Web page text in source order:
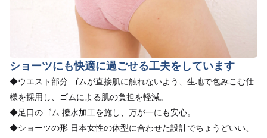
ショーツにも快適に過ごせる工夫をしています
◆ウエスト部分 ゴムが直接肌に触れないよう、生地で包みこむ仕
様を採用し、ゴムによる肌の負担を軽減。
◆足口のゴム 撥水加工を施し、万が一にも安心。
◆ショーツの形 日本女性の体型に合わせた設計でちょうどいい、